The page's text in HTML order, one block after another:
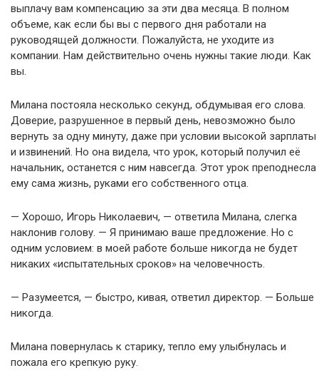
выплачу вам компенсацию за эти два месяца. В полном
объеме, как если бы вы с первого дня работали на
руководящей должности. Пожалуйста, не уходите из
компании. Нам действительно очень нужны такие люди. Как
вы.
Милана постояла несколько секунд, обдумывая его слова.
Доверие, разрушенное в первый день, невозможно было
вернуть за одну минуту, даже при условии высокой зарплаты
и извинений. Но она видела, что урок, который получил её
начальник, останется с ним навсегда. Этот урок преподнесла
ему сама жизнь, руками его собственного отца.
— Хорошо, Игорь Николаевич, — ответила Милана, слегка
наклонив голову. — Я принимаю ваше предложение. Но с
одним условием: в моей работе больше никогда не будет
никаких «испытательных сроков» на человечность.
— Разумеется, — быстро, кивая, ответил директор. — Больше
никогда.
Милана повернулась к старику, тепло ему улыбнулась и
пожала его крепкую руку.